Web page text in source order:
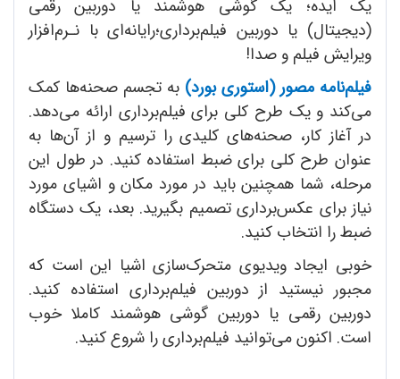
یک ایده؛ یک گوشی هوشمند یا دوربین رقمی
(دیجیتال) یا دوربین فیلم‌برداری؛رایانه‌ای با نـرم‌افزار
ویرایش فیلم و صدا!
فیلم‌نامه مصور (استوری بورد) به تجسم صحنه‌ها کمک
می‌کند و یک طرح کلی برای فیلم‌برداری ارائه می‌دهد.
در آغاز کار، صحنه‌های کلیدی را ترسیم و از آن‌ها به
عنوان طرح کلی برای ضبط استفاده کنید. در طول این
مرحله، شما همچنین باید در مورد مکان و اشیای مورد
نیاز برای عکس‌برداری تصمیم بگیرید. بعد، یک دستگاه
ضبط را انتخاب کنید.
خوبی ایجاد ویدیوی متحرک‌سازی اشیا این است که
مجبور نیستید از دوربین فیلم‌برداری استفاده کنید.
دوربین رقمی یا دوربین گوشی هوشمند کاملا خوب
است. اکنون می‌توانید فیلم‌برداری را شروع کنید.